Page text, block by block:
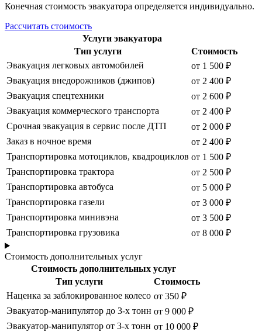
Конечная стоимость эвакуатора определяется индивидуально.
Рассчитать стоимость
Услуги эвакуатора
Тип услуги
Стоимость
Эвакуация легковых автомобилей
от 1 500 ₽
Эвакуация внедорожников (джипов)
от 2 400 ₽
Эвакуация спецтехники
от 2 600 ₽
Эвакуация коммерческого транспорта
от 2 400 ₽
Срочная эвакуация в сервис после ДТП
от 2 000 ₽
Заказ в ночное время
от 2 400 ₽
Транспортировка мотоциклов, квадроциклов от 1 500 ₽
Транспортировка трактора
от 2 500 ₽
Транспортировка автобуса
от 5 000 ₽
Транспортировка газели
от 3 000 ₽
Транспортировка минивэна
от 3 500 ₽
Транспортировка грузовика
от 8 000 ₽
Стоимость дополнительных услуг
Стоимость дополнительных услуг
Тип услуги
Стоимость
Наценка за заблокированное колесо от 350 ₽
Эвакуатор-манипулятор до 3-х тонн от 9 000 ₽
Эвакуатор-манипулятор от 3-х тонн от 10 000 ₽